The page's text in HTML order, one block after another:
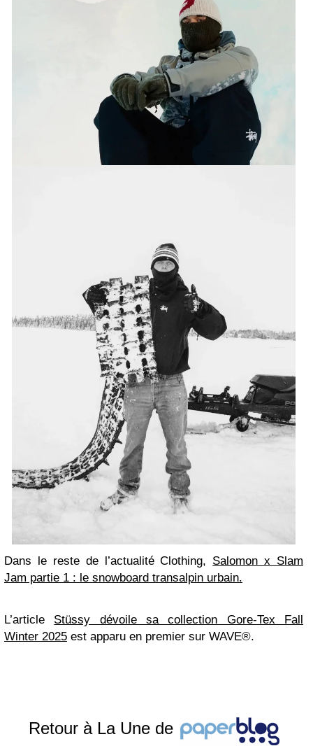
Dans le reste de l’actualité Clothing, Salomon x Slam
Jam partie 1 : le snowboard transalpin urbain.
L’article Stüssy dévoile sa collection Gore-Tex Fall
Winter 2025 est apparu en premier sur WAVE®.
Retour à La Une de